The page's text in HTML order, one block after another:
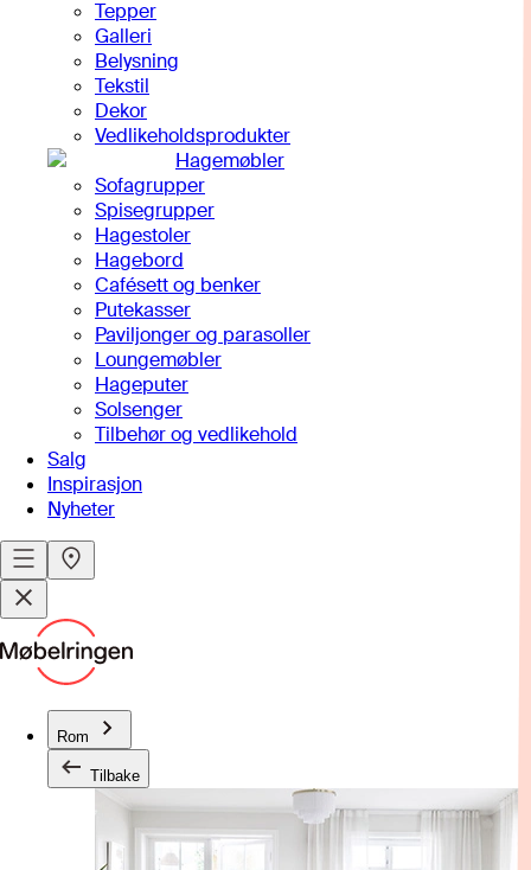
Tepper
Galleri
Belysning
Tekstil
Dekor
Vedlikeholdsprodukter
Hagemøbler
Sofagrupper
Spisegrupper
Hagestoler
Hagebord
Cafésett og benker
Putekasser
Paviljonger og parasoller
Loungemøbler
Hageputer
Solsenger
Tilbehør og vedlikehold
Salg
Inspirasjon
Nyheter
Rom
Tilbake